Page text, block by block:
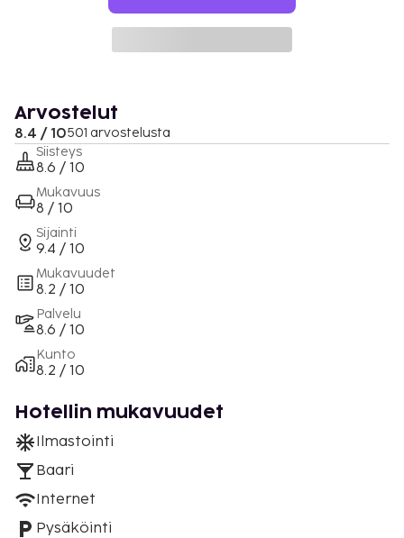
Arvostelut
8.4 / 10501 arvostelusta
Siisteys
8.6 / 10
Mukavuus
8 / 10
Sijainti
9.4 / 10
Mukavuudet
8.2 / 10
Palvelu
8.6 / 10
Kunto
8.2 / 10
Hotellin mukavuudet
Ilmastointi
Baari
Internet
Pysäköinti